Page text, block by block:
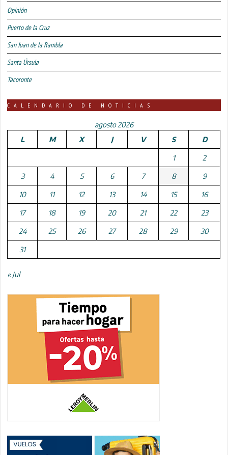
Opinión
Puerto de la Cruz
San Juan de la Rambla
Santa Úrsula
Tacoronte
CALENDARIO DE NOTICIAS
agosto 2026
L
M X J V S D
1 2
3 4 5 6 7 8 9
10 11 12 13 14 15 16
17 18 19 20 21 22 23
24 25 26 27 28 29 30
31
« Jul